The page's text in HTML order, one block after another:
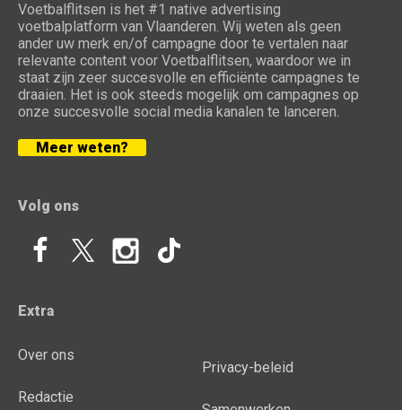
Voetbalflitsen is het #1 native advertising
voetbalplatform van Vlaanderen. Wij weten als geen
ander uw merk en/of campagne door te vertalen naar
relevante content voor Voetbalflitsen, waardoor we in
staat zijn zeer succesvolle en efficiënte campagnes te
draaien. Het is ook steeds mogelijk om campagnes op
onze succesvolle social media kanalen te lanceren.
Meer weten?
Volg ons
Extra
Over ons
Redactie
Privacy-beleid